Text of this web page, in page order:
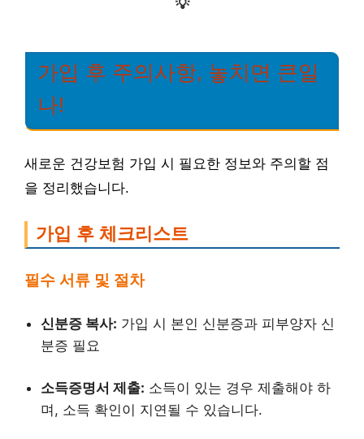
💡
가입 후 주의사항, 놓치면 큰일
나!
새로운 건강보험 가입 시 필요한 정보와 주의할 점
을 정리했습니다.
가입 후 체크리스트
필수 서류 및 절차
신분증 복사: 가입 시 본인 신분증과 피부양자 신
분증 필요
소득증명서 제출: 소득이 있는 경우 제출해야 하
며, 소득 확인이 지연될 수 있습니다.